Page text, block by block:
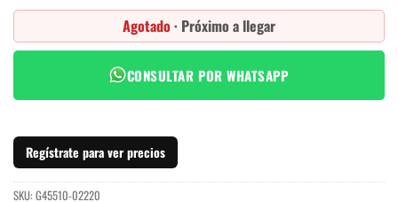
Agotado · Próximo a llegar
CONSULTAR POR WHATSAPP
Regístrate para ver precios
SKU: G45510-02220